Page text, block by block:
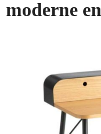
moderne